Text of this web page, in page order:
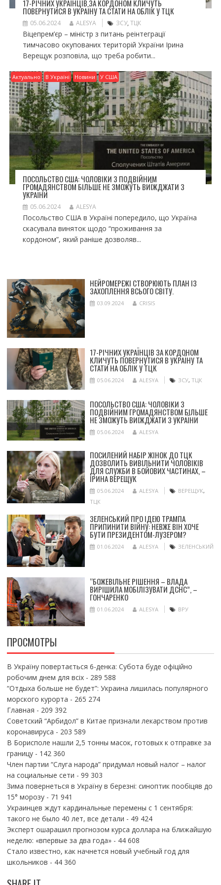
17-РІЧНИХ УКРАЇНЦІВ ЗА КОРДОНОМ КЛИЧУТЬ
ПОВЕРНУТИСЯ В УКРАЇНУ ТА СТАТИ НА ОБЛІК У ТЦК
05.06.2024 ALESYA ЗСУ, ТЦК
Віцепрем’єр – міністр з питань реінтеграції
тимчасово окупованих територій України Ірина
Верещук розповіла, що треба робити...
Актуально В Україні Новини У США
ПОСОЛЬСТВО США: ЧОЛОВІКИ З ПОДВІЙНИМ
ГРОМАДЯНСТВОМ БІЛЬШЕ НЕ ЗМОЖУТЬ ВИЇЖДЖАТИ З
УКРАЇНИ
05.06.2024 ALESYA
Посольство США в Україні попередило, що Україна
скасувала виняток щодо “проживання за
кордоном”, який раніше дозволяв...
НЕЙРОМЕРЕЖІ СТВОРЮЮТЬ ПЛАН ІЗ
ЗАХОПЛЕННЯ ВСЬОГО СВІТУ.
03.09.2024 CRISIS
17-РІЧНИХ УКРАЇНЦІВ ЗА КОРДОНОМ
КЛИЧУТЬ ПОВЕРНУТИСЯ В УКРАЇНУ ТА
СТАТИ НА ОБЛІК У ТЦК
05.06.2024 ALESYA ЗСУ, ТЦК
ПОСОЛЬСТВО США: ЧОЛОВІКИ З
ПОДВІЙНИМ ГРОМАДЯНСТВОМ БІЛЬШЕ
НЕ ЗМОЖУТЬ ВИЇЖДЖАТИ З УКРАЇНИ
05.06.2024 ALESYA
ПОСИЛЕНИЙ НАБІР ЖІНОК ДО ТЦК
ДОЗВОЛИТЬ ВИВІЛЬНИТИ ЧОЛОВІКІВ
ДЛЯ СЛУЖБИ В БОЙОВИХ ЧАСТИНАХ, –
ІРИНА ВЕРЕЩУК
05.06.2024 ALESYA ВЕРЕЩУК,
ТЦК
ЗЕЛЕНСЬКИЙ ПРО ІДЕЮ ТРАМПА
ПРИПИНИТИ ВІЙНУ: НЕВЖЕ ВІН ХОЧЕ
БУТИ ПРЕЗИДЕНТОМ-ЛУЗЕРОМ?
01.06.2024 ALESYA ЗЕЛЕНСЬКИЙ
“БОЖЕВІЛЬНЕ РІШЕННЯ – ВЛАДА
ВИРІШИЛА МОБІЛІЗУВАТИ ДСНС”, –
ГОНЧАРЕНКО
01.06.2024 ALESYA ВРУ
ПРОСМОТРЫ
В Україну повертається 6-денка: Субота буде офіційно
робочим днем для всіх- 289 588
“Отдыха больше не будет”: Украина лишилась популярного
морского курорта - 265 274
Главная - 209 392
Советский “Арбидол” в Китае признали лекарством против
коронавируса - 203 589
В Борисполе нашли 2,5 тонны масок, готовых к отправке за
границу- 142 360
Член партии “Слуга народа” придумал новый налог – налог
на социальные сети - 99 303
Зима повернеться в Україну в березні: синоптик пообіцяв до
15° морозу- 71 941
Украинцев ждут кардинальные перемены с 1 сентября:
такого не было 40 лет, все детали - 49 424
Эксперт ошарашил прогнозом курса доллара на ближайшую
неделю: «впервые за два года»- 44 608
Стало известно, как начнется новый учебный год для
школьников - 44 360